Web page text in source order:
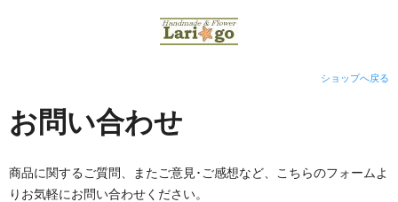
ショップへ戻る
お問い合わせ
商品に関するご質問、またご意見･ご感想など、こちらのフォームよ
りお気軽にお問い合わせください。